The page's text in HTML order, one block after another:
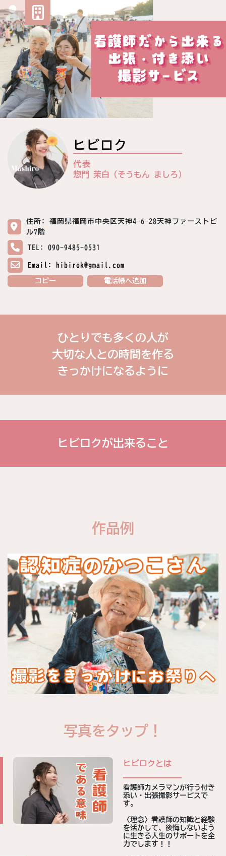
ヒビロク
代表
惣門 茉白 (そうもん ましろ)
住所: 福岡県福岡市中央区天神4-6-28天神ファーストビ
ル7階
TEL: 090-9485-0531
Email: hibirok@gmail.com
コピー 電話帳へ追加
ひとりでも多くの人が
大切な人との時間を作る
きっかけになるように
ヒビロクが出来ること
作品例
Previous
写真をタップ！
ヒビロクとは
看護師カメラマンが行う付き
添い・出張撮影サービスで
す。
〈理念〉看護師の知識と経験
を活かして、後悔しないよう
に生きる人生のサポートを全
力でします！！